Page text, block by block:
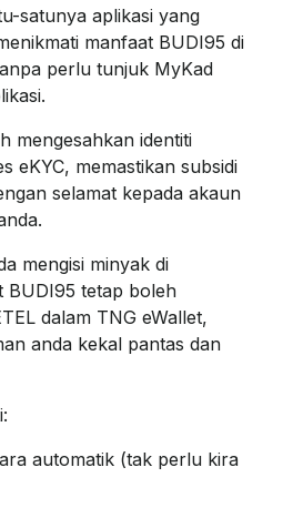
satunya aplikasi yang
manfaat BUDI95 di
perlu tunjuk MyKad
mengesahkan identiti
eKYC, memastikan subsidi
selamat kepada akaun
mengisi minyak di
BUDI95 tetap boleh
dalam TNG eWallet,
anda kekal pantas dan
automatik (tak perlu kira